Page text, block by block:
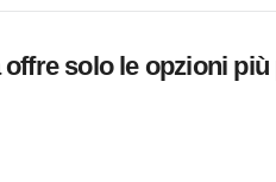
solo le opzioni